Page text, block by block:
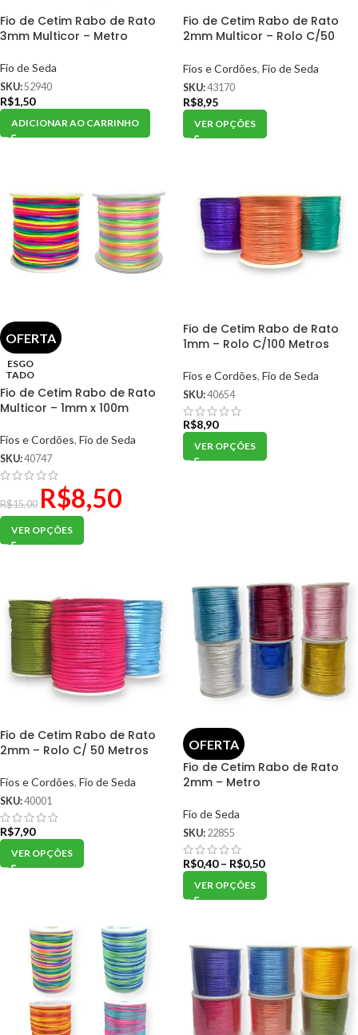
Fio de Cetim Rabo de Rato
3mm Multicor – Metro
Fio de Seda
SKU:52940
R$1,50
ADICIONAR AO CARRINHO
Fio de Cetim Rabo de Rato
2mm Multicor – Rolo C/50
Fios e Cordões, Fio de Seda
SKU:43170
R$8,95
VER OPÇÕES
OFERTA
ESGO
TADO
Fio de Cetim Rabo de Rato
Multicor – 1mm x 100m
Fios e Cordões, Fio de Seda
SKU:40747
R$15,00 R$8,50
VER OPÇÕES
Fio de Cetim Rabo de Rato
1mm – Rolo C/100 Metros
Fios e Cordões, Fio de Seda
SKU:40654
R$8,90
VER OPÇÕES
Fio de Cetim Rabo de Rato
2mm – Rolo C/ 50 Metros
Fios e Cordões, Fio de Seda
SKU:40001
R$7,90
VER OPÇÕES
OFERTA
Fio de Cetim Rabo de Rato
2mm – Metro
Fio de Seda
SKU: 22855
R$0,40 – R$0,50
VER OPÇÕES